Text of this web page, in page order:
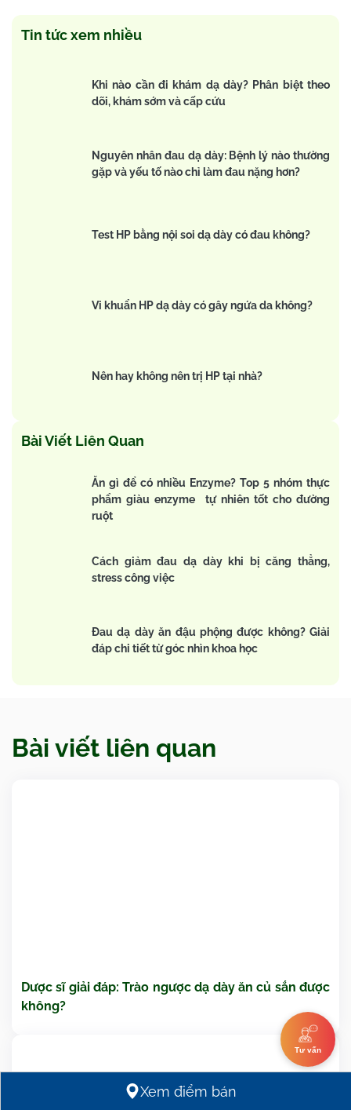
Tin tức xem nhiều
Khi nào cần đi khám dạ dày? Phân biệt theo
dõi, khám sớm và cấp cứu
Nguyên nhân đau dạ dày: Bệnh lý nào thường
gặp và yếu tố nào chỉ làm đau nặng hơn?
Test HP bằng nội soi dạ dày có đau không?
Vi khuẩn HP dạ dày có gây ngứa da không?
Nên hay không nên trị HP tại nhà?
Bài Viết Liên Quan
Ăn gì để có nhiều Enzyme? Top 5 nhóm thực
phẩm giàu enzyme tự nhiên tốt cho đường
ruột
Cách giảm đau dạ dày khi bị căng thẳng,
stress công việc
Đau dạ dày ăn đậu phộng được không? Giải
đáp chi tiết từ góc nhìn khoa học
Bài viết liên quan
Dược sĩ giải đáp: Trào ngược dạ dày ăn củ sắn được
không?
Tư vấn
Xem điểm bán